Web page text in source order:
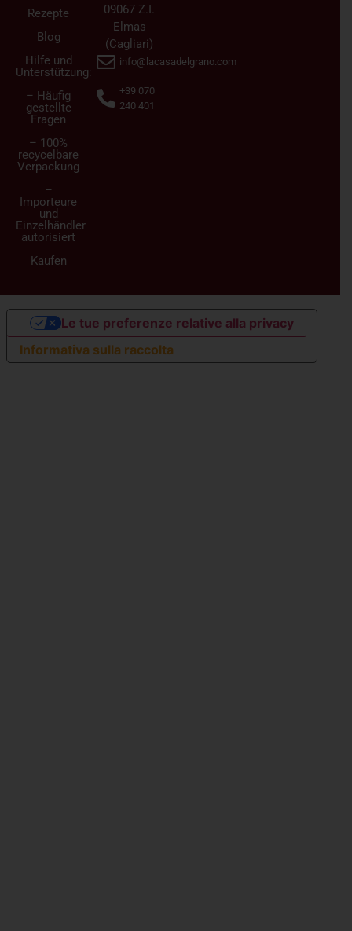
Rezepte
Blog
Hilfe und
Unterstützung:
– Häufig
gestellte
Fragen
– 100%
recycelbare
Verpackung
–
Importeure
und
Einzelhändler
autorisiert
Kaufen
09067 Z.I.
Elmas
(Cagliari)
info@lacasadelgrano.com
+39 070
240 401
Informativa sulla raccolta
Le tue preferenze relative alla privacy